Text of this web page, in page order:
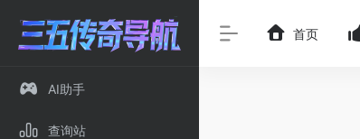
AI助手
查询站
首页